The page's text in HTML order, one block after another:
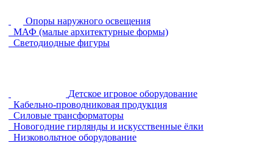
Опоры наружного освещения
МАФ (малые архитектурные формы)
Светодиодные фигуры
Детское игровое оборудование
Кабельно-проводниковая продукция
Силовые трансформаторы
Новогодние гирлянды и искусственные ёлки
Низковольтное оборудование